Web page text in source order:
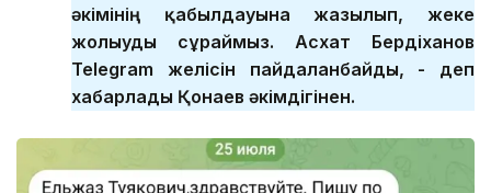
әкімінің қабылдауына жазылып, жеке
жолығуды сұраймыз. Асхат Бердіханов
Telegram желісін пайдаланбайды, - деп
хабарлады Қонаев әкімдігінен.